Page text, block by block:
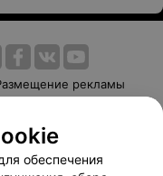
рекламы
Способы оплаты
обеспечения